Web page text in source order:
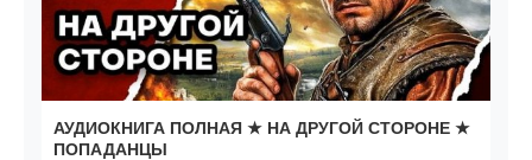
АУДИОКНИГА ПОЛНАЯ ★ НА ДРУГОЙ СТОРОНЕ ★
ПОПАДАНЦЫ